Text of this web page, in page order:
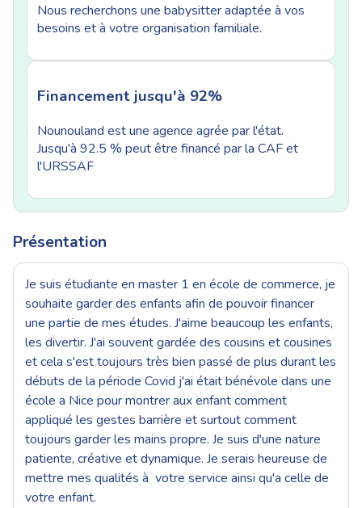
Nous recherchons une babysitter adaptée à vos
besoins et à votre organisation familiale.
Financement jusqu'à 92%
Nounouland est une agence agrée par l'état.
Jusqu'à 92.5 % peut être financé par la CAF et
l'URSSAF
Présentation
Je suis étudiante en master 1 en école de commerce, je
souhaite garder des enfants afin de pouvoir financer
une partie de mes études. J'aime beaucoup les enfants,
les divertir. J'ai souvent gardée des cousins et cousines
et cela s'est toujours très bien passé de plus durant les
débuts de la période Covid j'ai était bénévole dans une
école a Nice pour montrer aux enfant comment
appliqué les gestes barrière et surtout comment
toujours garder les mains propre. Je suis d'une nature
patiente, créative et dynamique. Je serais heureuse de
mettre mes qualités à votre service ainsi qu'a celle de
votre enfant.